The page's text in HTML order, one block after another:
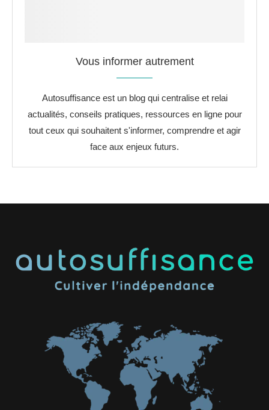
Vous informer autrement
Autosuffisance est un blog qui centralise et relai
actualités, conseils pratiques, ressources en ligne pour
tout ceux qui souhaitent s'informer, comprendre et agir
face aux enjeux futurs.